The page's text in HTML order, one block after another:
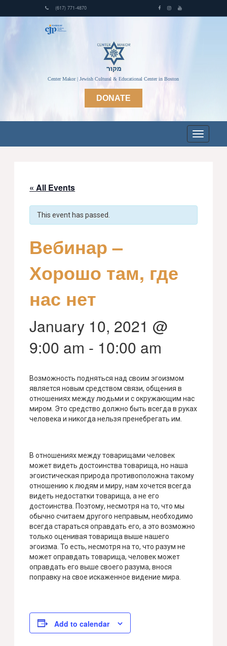
(617) 771-4870
Center Makor | Jewish Cultural & Educational Center in Boston
DONATE
« All Events
This event has passed.
Вебинар –
Хорошо там, где
нас нет
January 10, 2021 @
9:00 am - 10:00 am
Возможность подняться над своим эгоизмом
является новым средством связи, общения в
отношениях между людьми и с окружающим нас
миром. Это средство должно быть всегда в руках
человека и никогда нельзя пренебрегать им.
В отношениях между товарищами человек
может видеть достоинства товарища, но наша
эгоистическая природа противоположна такому
отношению к людям и миру, нам хочется всегда
видеть недостатки товарища, а не его
достоинства. Поэтому, несмотря на то, что мы
обычно считаем другого неправым, необходимо
всегда стараться оправдать его, а это возможно
только оценивая товарища выше нашего
эгоизма. То есть, несмотря на то, что разум не
может оправдать товарища, человек может
оправдать его выше своего разума, внося
поправку на свое искаженное видение мира.
Add to calendar